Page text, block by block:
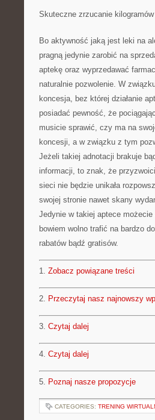
Skuteczne zrzucanie kilogramów
Bo aktywność jaką jest leki na
pragną jedynie zarobić na
aptekę oraz wyprzedawać
naturalnie pozwolenie. W
koncesja, bez której działanie
posiadać pewność, że
musicie sprawić, czy ma na
koncesji, a w związku z tym
Jeżeli takiej adnotacji brakuje
informacji, to znak, że
sieci nie będzie unikała
swojej stronie nawet skany
Jedynie w takiej aptece
bowiem wolno trafić na bardzo
rabatów bądź gratisów.
1. Zobacz powiązane treści
2. Przeczytaj nasz najnowszy
3. Czytaj dalej
4. Czytaj dalej
5. Poznaj nasze propozycje
CATEGORIES: TRENING